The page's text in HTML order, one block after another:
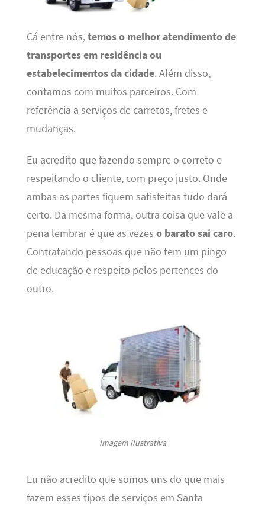
Cá entre nós,temos o melhor atendimento de
transportes em residência ou
estabelecimentos da cidade. Além disso,
contamos com muitos parceiros. Com
referência a serviços de carretos, fretes e
mudanças.
Eu acredito que fazendo sempre o correto e
respeitando o cliente, com preço justo. Onde
ambas as partes fiquem satisfeitas tudo dará
certo. Da mesma forma, outra coisa que vale a
pena lembrar é que as vezes o barato sai caro.
Contratando pessoas que não tem um pingo
de educação e respeito pelos pertences do
outro.
Imagem Ilustrativa
Eu não acredito que somos uns do que mais
fazem esses tipos de serviços em Santa